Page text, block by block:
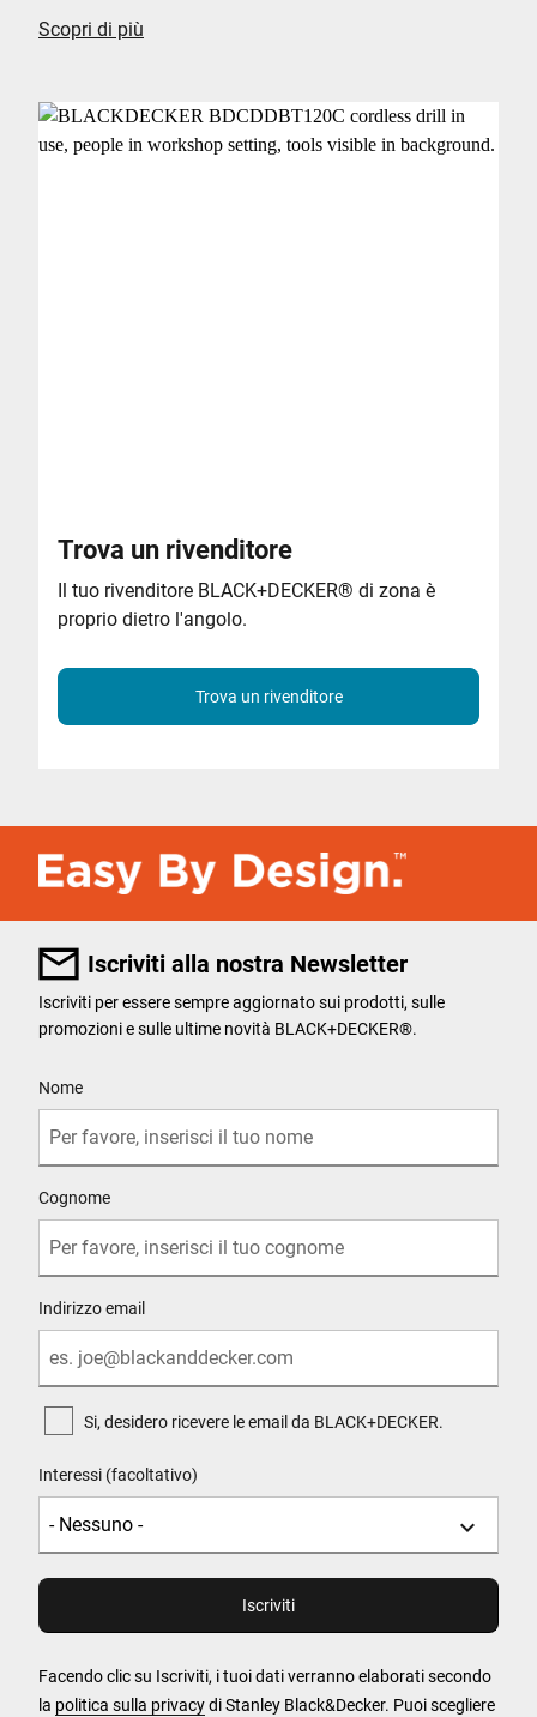
Scopri di più
Trova un rivenditore
Il tuo rivenditore BLACK+DECKER® di zona è
proprio dietro l'angolo.
Trova un rivenditore
Iscriviti alla nostra Newsletter
Iscriviti per essere sempre aggiornato sui prodotti, sulle
promozioni e sulle ultime novità BLACK+DECKER®.
Nome
Cognome
Indirizzo email
Si, desidero ricevere le email da BLACK+DECKER.
Interessi (facoltativo)
Facendo clic su Iscriviti, i tuoi dati verranno elaborati secondo
la politica sulla privacydi Stanley Black&Decker. Puoi scegliere